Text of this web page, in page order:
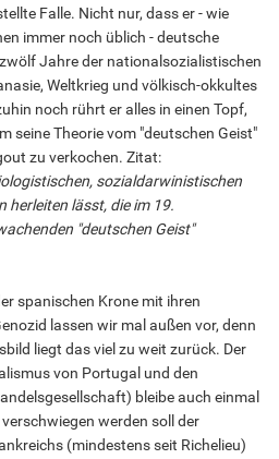
Falle. Nicht nur, dass er - wie
immer noch üblich - deutsche
Jahre der nationalsozialistischen
Weltkrieg und völkisch-okkultes
noch rührt er alles in einen Topf,
seine Theorie vom "deutschen Geist"
zu verkochen. Zitat:
sozialdarwinistischen
herleiten lässt, die im 19.
"deutschen Geist"
spanischen Krone mit ihren
lassen wir mal außen vor, denn
liegt das viel zu weit zurück. Der
von Portugal und den
bleibe auch einmal
werden soll der
(mindestens seit Richelieu)